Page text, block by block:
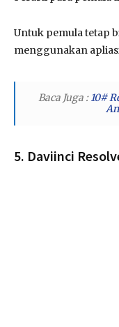
Untuk pemula tetap
menggunakan
Baca Juga :10#
5. Daviinci